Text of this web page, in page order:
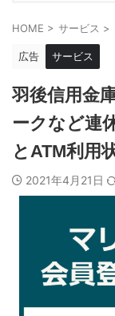
HOME > サービス >
広告 サービス
羽後信用金
ークなど連
とATM利用
2021年4月21日